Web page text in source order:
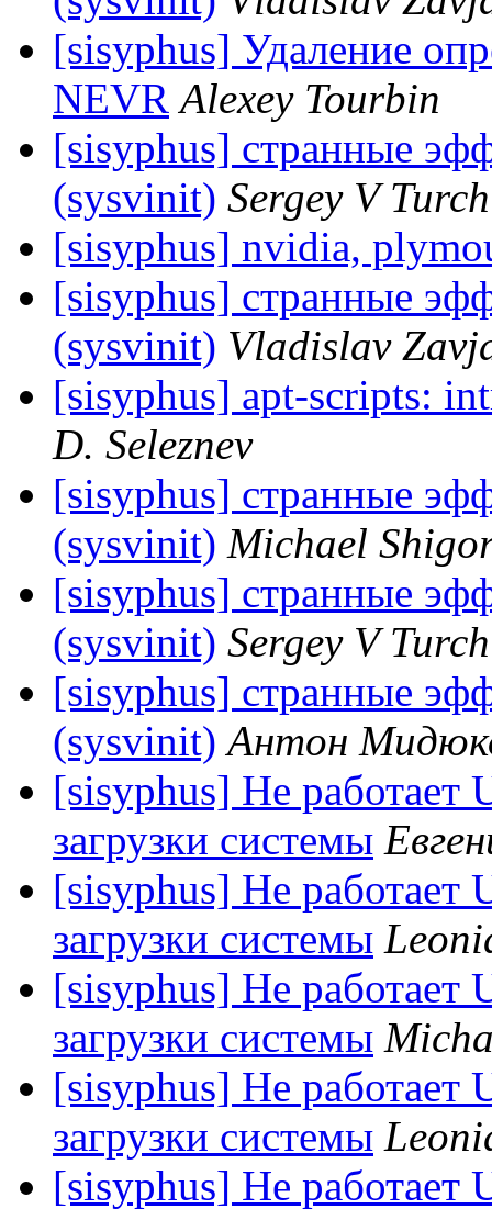
[sisyphus] Удаление
NEVR Alexey Tourbin
[sisyphus] странные
(sysvinit) Sergey V
[sisyphus] nvidia,
[sisyphus] странные
(sysvinit) Vladislav
[sisyphus] apt-scripts:
D. Seleznev
[sisyphus] странные
(sysvinit) Michael
[sisyphus] странные
(sysvinit) Sergey V
[sisyphus] странные
(sysvinit) Антон
[sisyphus] Не работает
загрузки системы
[sisyphus] Не работает
загрузки системы
[sisyphus] Не работает
загрузки системы
[sisyphus] Не работает
загрузки системы
[sisyphus] Не работает